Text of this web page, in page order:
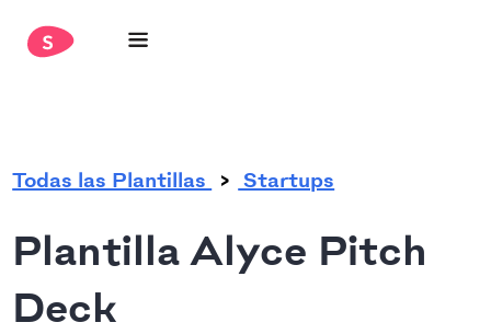
Todas las Plantillas Startups
Plantilla Alyce Pitch
Deck